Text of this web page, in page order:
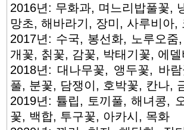
2016년: 무화과, 며느리밥풀꽃,
망초, 해바라기, 장미, 사루비아,
2017년: 수국, 봉선화, 노루오
개꽃, 칡꽃, 감꽃, 박태기꽃, 에
2018년: 대나무꽃, 앵두꽃, 바
풀, 분꽃, 담쟁이, 호박꽃, 칸나,
2019년: 튤립, 토끼풀, 해녀콩,
꽃, 백합, 투구꽃, 아카시, 목화